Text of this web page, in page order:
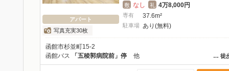
アパート
写真充実30枚
敷 なし 礼 4万8,000円
専有 37.6m²
駐車場 あり(無料)
函館市杉並町15-2
… 徒
函館バス 「五稜郭病院前」停 他